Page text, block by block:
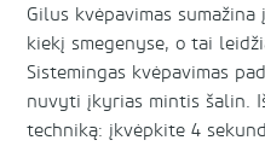
Gilus kvėpavimas
kiekį smegenyse, o tai
Sistemingas kvėpavimas
nuvyti įkyrias mintis šalin.
techniką: įkvėpkite 4